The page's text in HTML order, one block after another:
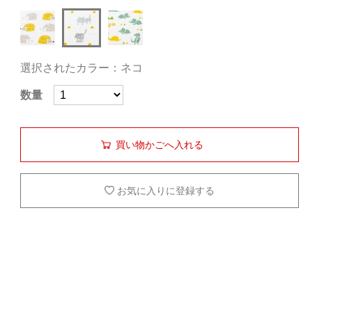
選択されたカラー：ネコ
数量
買い物かごへ入れる
お気に入りに登録する